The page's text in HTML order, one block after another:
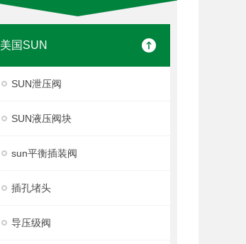
美国SUN
SUN泄压阀
SUN液压阀块
sun平衡插装阀
插孔堵头
导压级阀